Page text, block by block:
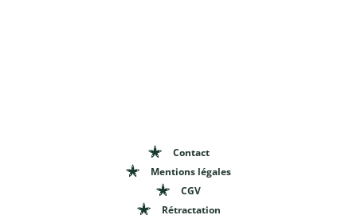
Contact
Mentions légales
CGV
Rétractation